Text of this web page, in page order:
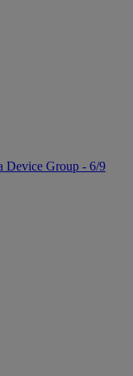
Device Group - 6/9